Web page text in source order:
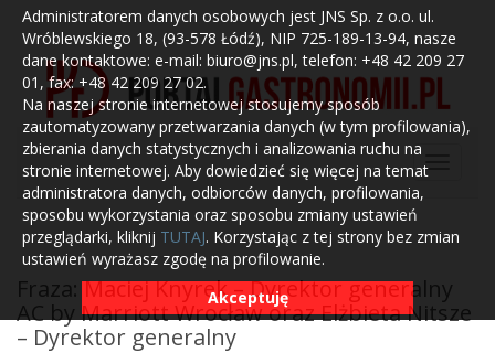
Administratorem danych osobowych jest JNS Sp. z o.o. ul.
Wróblewskiego 18, (93-578 Łódź), NIP 725-189-13-94, nasze
dane kontaktowe: e-mail: biuro@jns.pl, telefon: +48 42 209 27
01, fax: +48 42 209 27 02.
Na naszej stronie internetowej stosujemy sposób
zautomatyzowany przetwarzania danych (w tym profilowania),
zbierania danych statystycznych i analizowania ruchu na
stronie internetowej. Aby dowiedzieć się więcej na temat
administratora danych, odbiorców danych, profilowania,
sposobu wykorzystania oraz sposobu zmiany ustawień
przeglądarki, kliknij TUTAJ. Korzystając z tej strony bez zmian
ustawień wyrażasz zgodę na profilowanie.
Akceptuję
Fraza: Maciej Knyrek – Dyrektor generalny
AC by Marriott Wrocław oraz Elżbieta Nitsze
– Dyrektor generalny